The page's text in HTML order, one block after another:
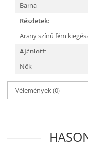
Barna
Részletek:
Arany színű fém
Ajánlott:
Nők
Vélemények(0)